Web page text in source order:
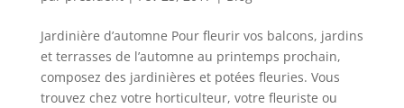
Jardinière d’automne Pour fleurir vos balcons, jardins
et terrasses de l’automne au printemps prochain,
composez des jardinières et potées fleuries. Vous
trouvez chez votre horticulteur, votre fleuriste ou